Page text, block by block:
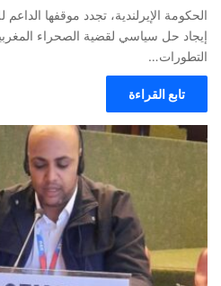
الحكومة الإيرلندية، تجدد موقفها
إيجاد حل سياسي لقضية الصحراء
التطورات…
تابع القراءة